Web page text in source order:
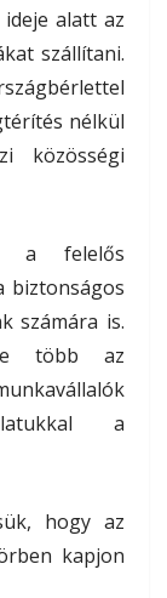
alatt az
szállítani.
nélkül
közösségi
a felelős
biztonságos
számára is.
több az
a
hogy az
kapjon